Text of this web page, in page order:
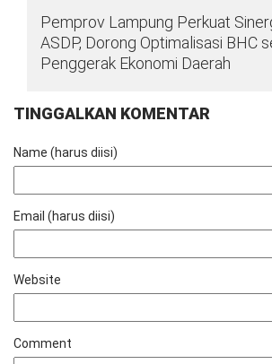
Pemprov Lampung Perkuat
ASDP, Dorong Optimalisasi BHC
Penggerak Ekonomi Daerah
TINGGALKAN KOMENTAR
Name (harus diisi)
Email (harus diisi)
Website
Comment